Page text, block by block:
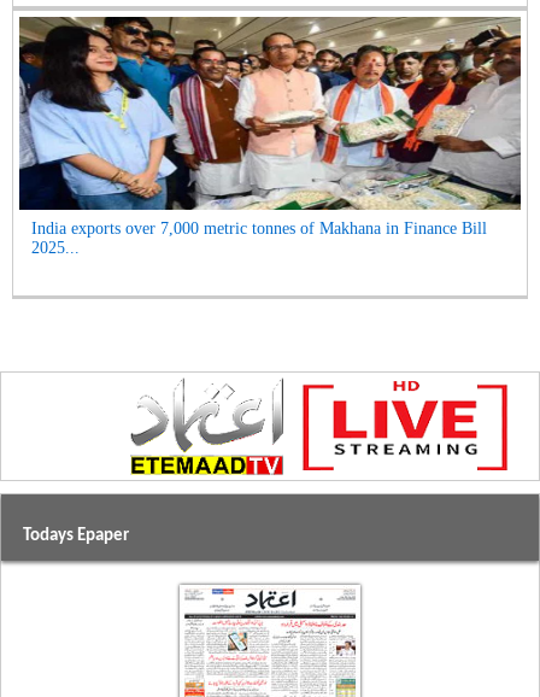
India exports over 7,000 metric tonnes of Makhana in Finance Bill
2025...
Todays Epaper